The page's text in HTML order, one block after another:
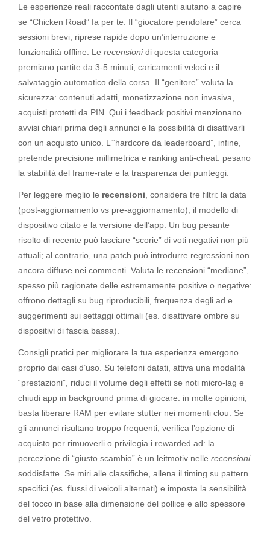
Le esperienze reali raccontate dagli utenti aiutano a capire
se “Chicken Road” fa per te. Il “giocatore pendolare” cerca
sessioni brevi, riprese rapide dopo un’interruzione e
funzionalità offline. Le recensionidi questa categoria
premiano partite da 3-5 minuti, caricamenti veloci e il
salvataggio automatico della corsa. Il “genitore” valuta la
sicurezza: contenuti adatti, monetizzazione non invasiva,
acquisti protetti da PIN. Qui i feedback positivi menzionano
avvisi chiari prima degli annunci e la possibilità di disattivarli
con un acquisto unico. L’“hardcore da leaderboard”, infine,
pretende precisione millimetrica e ranking anti-cheat: pesano
la stabilità del frame-rate e la trasparenza dei punteggi.
Per leggere meglio le recensioni , considera tre filtri: la data
(post-aggiornamento vs pre-aggiornamento), il modello di
dispositivo citato e la versione dell’app. Un bug pesante
risolto di recente può lasciare “scorie” di voti negativi non più
attuali; al contrario, una patch può introdurre regressioni non
ancora diffuse nei commenti. Valuta le recensioni “mediane”,
spesso più ragionate delle estremamente positive o negative:
offrono dettagli su bug riproducibili, frequenza degli ad e
suggerimenti sui settaggi ottimali (es. disattivare ombre su
dispositivi di fascia bassa).
Consigli pratici per migliorare la tua esperienza emergono
proprio dai casi d’uso. Su telefoni datati, attiva una modalità
“prestazioni”, riduci il volume degli effetti se noti micro-lag e
chiudi app in background prima di giocare: in molte opinioni,
basta liberare RAM per evitare stutter nei momenti clou. Se
gli annunci risultano troppo frequenti, verifica l’opzione di
acquisto per rimuoverli o privilegia i rewarded ad: la
percezione di “giusto scambio” è un leitmotiv nelle recensioni
soddisfatte. Se miri alle classifiche, allena il timing su pattern
specifici (es. flussi di veicoli alternati) e imposta la sensibilità
del tocco in base alla dimensione del pollice e allo spessore
del vetro protettivo.